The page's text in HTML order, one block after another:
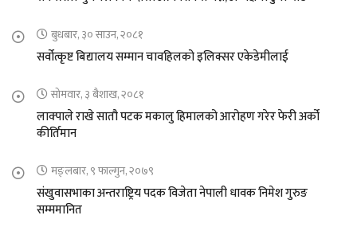
बुधबार, ३० साउन, २०८१
सर्वोत्कृष्ट बिद्यालय सम्मान चावहिलको इलिक्सर एकेडेमीलाई
सोमवार, ३ बैशाख, २०८१
लाक्पाले राखे सातौ पटक मकालु हिमालको आरोहण गरेर फेरी अर्को
कीर्तिमान
मङ्लबार, ९ फाल्गुन, २०७९
संखुवासभाका अन्तराष्ट्रिय पदक विजेता नेपाली धावक निमेश गुरुङ
सम्ममानित